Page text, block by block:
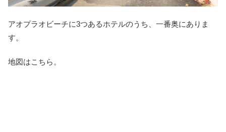
アオプラオビーチに3つあるホテルのうち、一番奥にありま
す。
地図はこちら。